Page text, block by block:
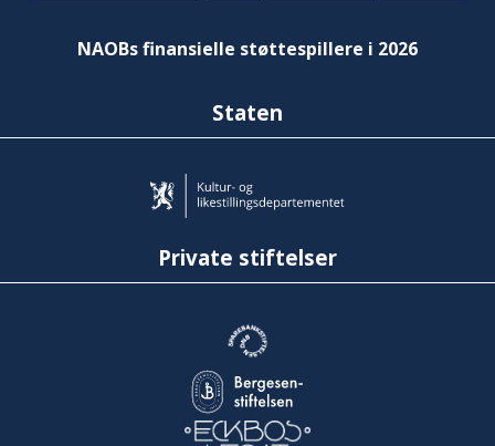
NAOBs finansielle støttespillere i 2026
Staten
Private stiftelser